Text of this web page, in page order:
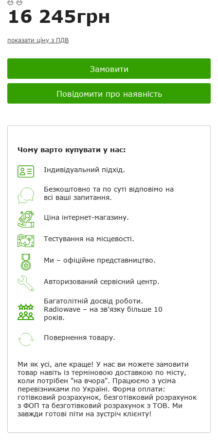
16 245грн
показати ціну з ПДВ
Замовити
Повідомити про наявність
Чому варто купувати у нас:
Індивідуальний підхід.
Безкоштовно та по суті відповімо на
всі ваші запитання.
Ціна інтернет-магазину.
Тестування на місцевості.
Ми – офіційне представництво.
Авторизований сервісний центр.
Багатолітній досвід роботи.
Radiowave – на зв'язку більше 10
років.
Повернення товару.
Ми як усі, але краще! У нас ви можете замовити
товар навіть із терміновою доставкою по місту,
коли потрібен "на вчора". Працюємо з усіма
перевізниками по Україні. Форма оплати:
готівковий розрахунок, безготівковий розрахунок
з ФОП та безготівковий розрахунок з ТОВ. Ми
завжди готові піти на зустріч клієнту!
Ваш відгук:
Посилання на відео з Youtube:
Ваше ім'я
Електронна пошта
Повідомляти про відповіді по
електронній пошті
Скасувати